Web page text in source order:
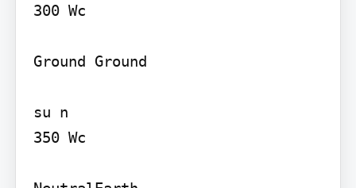
300 Wc
Ground Ground
su n
350 Wc